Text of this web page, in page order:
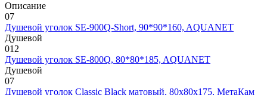
Описание
07
Душевой уголок SE-900Q-Short, 90*90*160, AQUANET
Душевой
012
Душевой уголок SE-800Q, 80*80*185, AQUANET
Душевой
07
Душевой уголок Classic Black матовый, 80х80х175, МетаКам